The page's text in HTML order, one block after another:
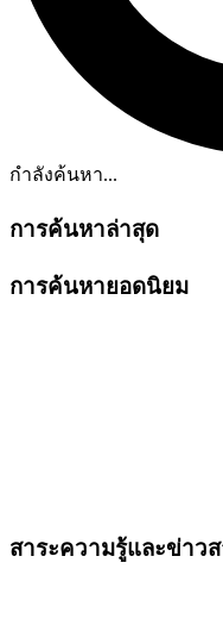
กำลังค้นหา...
การค้นหาล่าสุด
การค้นหายอดนิยม
สาระความรู้และข่าว